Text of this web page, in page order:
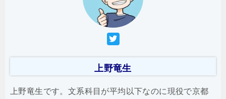
上野竜生
上野竜生です。文系科目が平均以下なのに現役で京都